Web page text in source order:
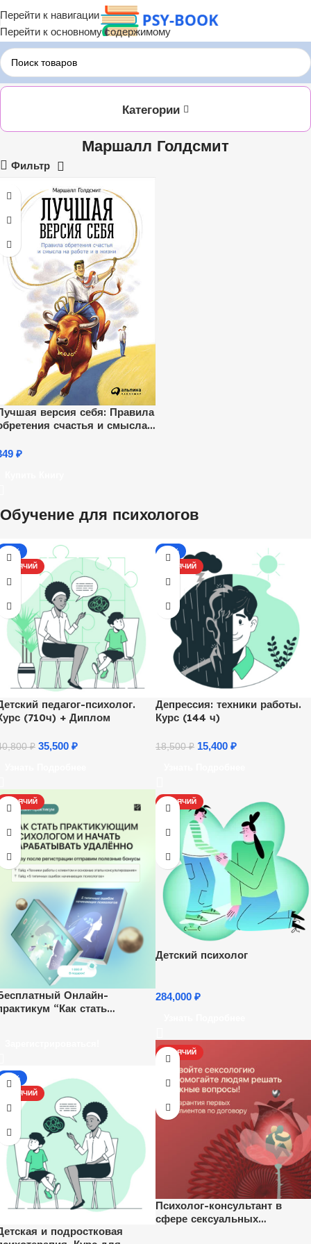
Перейти к навигации
Перейти к основному содержимому
Главная ЛИТРЕС Маршалл Голдсмит
Категории
Маршалл Голдсмит
Фильтр
версия себя: Правила
счастья и смысла
₽
Обучение для психологов
-13%
ГОРЯЧИЙ
педагог-психолог.
(710ч) + Диплом
₽ 35,500 ₽
-17%
ГОРЯЧИЙ
Депрессия: техники работы.
Курс (144 ч)
18,500₽ 15,400 ₽
ГОРЯЧИЙ
Онлайн-
“Как стать
ГОРЯЧИЙ
Детский психолог
284,000 ₽
ГОРЯЧИЙ
Психолог-консультант в
сфере сексуальных
-17%
ГОРЯЧИЙ
и подростковая